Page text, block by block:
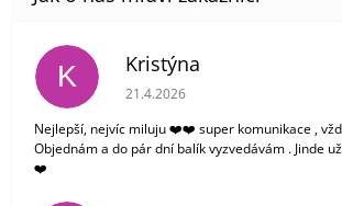
K Kristýna
Hodnocení obchodu je 5 z 5
21.4.2026
Nejlepší, nejvíc miluju ❤️❤️ super komunikace ,
Objednám a do pár dní balík vyzvedávám . Jinde
❤️